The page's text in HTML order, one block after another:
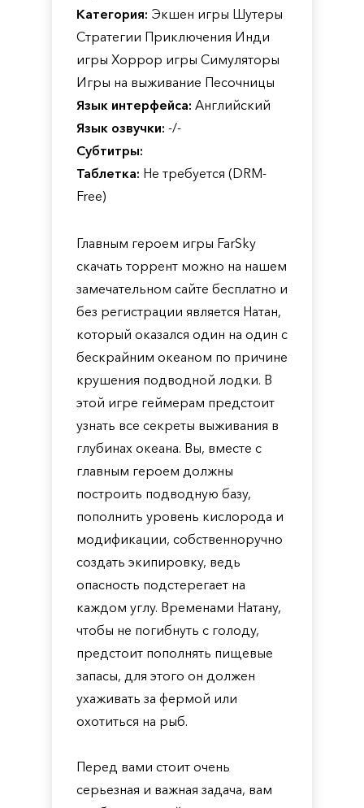
Категория: Экшен игры Шутеры
Стратегии Приключения Инди
игры Хоррор игры Симуляторы
Игры на выживание Песочницы
Язык интерфейса: Английский
Язык озвучки: -/-
Субтитры:
Таблетка: Не требуется (DRM-
Free)
Главным героем игры FarSky
скачать торрент можно на нашем
замечательном сайте бесплатно и
без регистрации является Натан,
который оказался один на один с
бескрайним океаном по причине
крушения подводной лодки. В
этой игре геймерам предстоит
узнать все секреты выживания в
глубинах океана. Вы, вместе с
главным героем должны
построить подводную базу,
пополнить уровень кислорода и
модификации, собственноручно
создать экипировку, ведь
опасность подстерегает на
каждом углу. Временами Натану,
чтобы не погибнуть с голоду,
предстоит пополнять пищевые
запасы, для этого он должен
ухаживать за фермой или
охотиться на рыб.
Перед вами стоит очень
серьезная и важная задача, вам